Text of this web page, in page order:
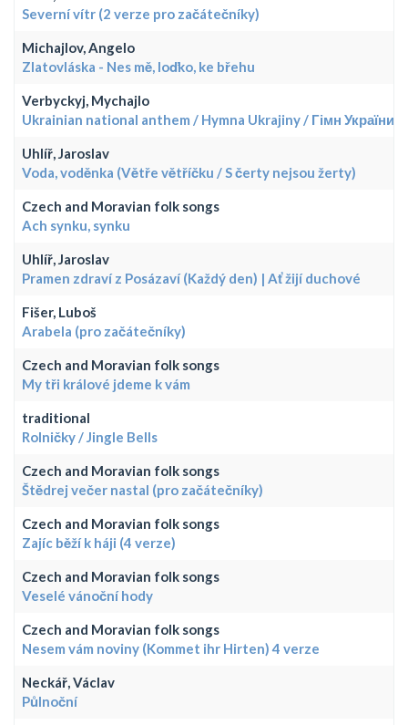
Severní vítr (2 verze pro začátečníky)
Michajlov, Angelo
Zlatovláska - Nes mě, loďko, ke břehu
Verbyckyj, Mychajlo
Ukrainian national anthem / Hymna Ukrajiny / Гімн України
Uhlíř, Jaroslav
Voda, voděnka (Větře větříčku / S čerty nejsou žerty)
Czech and Moravian folk songs
Ach synku, synku
Uhlíř, Jaroslav
Pramen zdraví z Posázaví (Každý den) | Ať žijí duchové
Fišer, Luboš
Arabela (pro začátečníky)
Czech and Moravian folk songs
My tři králové jdeme k vám
traditional
Rolničky / Jingle Bells
Czech and Moravian folk songs
Štědrej večer nastal (pro začátečníky)
Czech and Moravian folk songs
Zajíc běží k háji (4 verze)
Czech and Moravian folk songs
Veselé vánoční hody
Czech and Moravian folk songs
Nesem vám noviny (Kommet ihr Hirten) 4 verze
Neckář, Václav
Půlnoční